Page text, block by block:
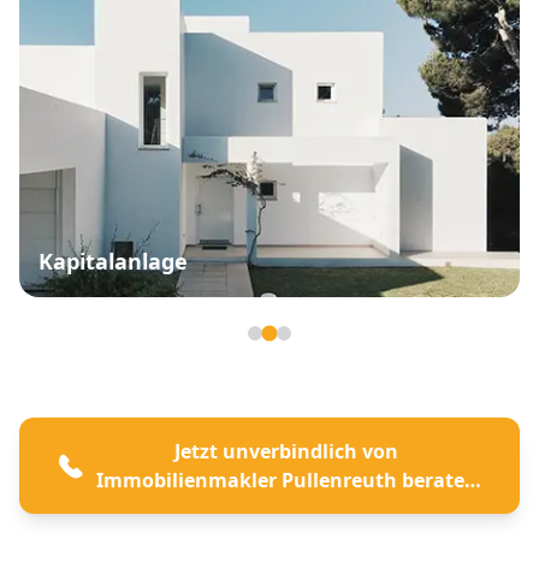
Kapitalanlage
Jetzt unverbindlich von
Immobilienmakler Pullenreuth beraten
lassen